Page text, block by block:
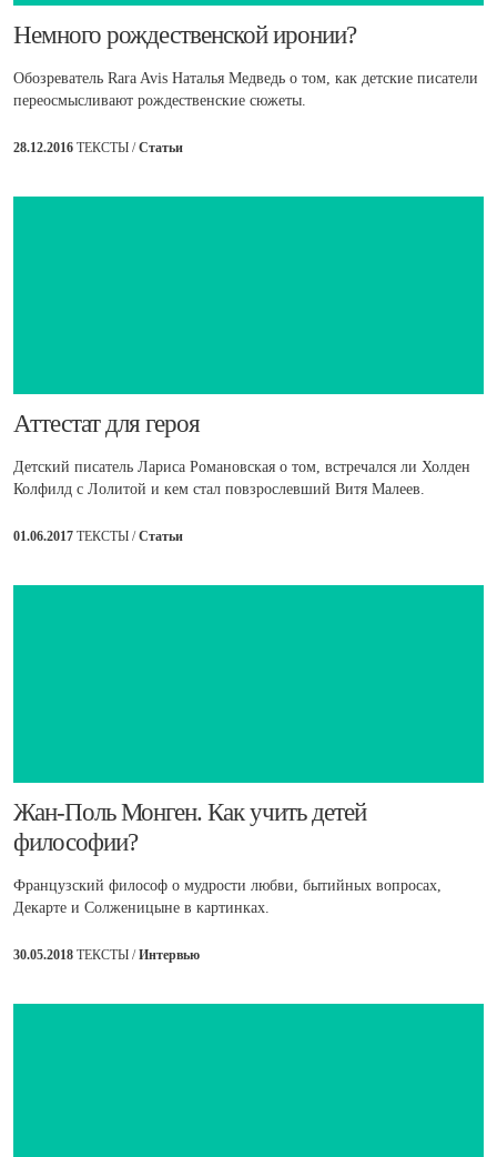
​Немного рождественской иронии?
Обозреватель Rara Avis Наталья Медведь о том, как детские писатели
переосмысливают рождественские сюжеты.
28.12.2016 ТЕКСТЫ /Статьи
​Аттестат для героя
Детский писатель Лариса Романовская о том, встречался ли Холден
Колфилд с Лолитой и кем стал повзрослевший Витя Малеев.
01.06.2017 ТЕКСТЫ /Статьи
​Жан-Поль Монген. Как учить детей
философии?
Французский философ о мудрости любви, бытийных вопросах,
Декарте и Солженицыне в картинках.
30.05.2018 ТЕКСТЫ /Интервью